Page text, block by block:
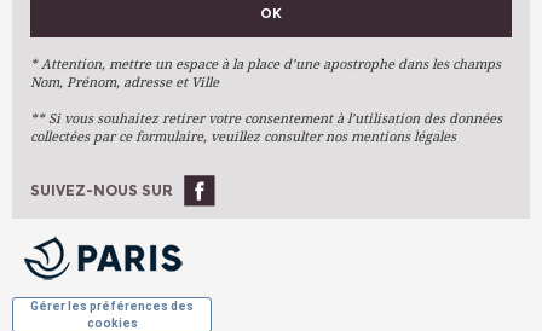
Arts Plastiques
Arts Du Texte
Arts Numériques
Ateliers À L'année
OK
* Attention, mettre un espace à la place d’une apostrophe dans les champs
Nom, Prénom, adresse et Ville
** Si vous souhaitez retirer votre consentement à l’utilisation des données
collectées par ce formulaire, veuillez consulter nos mentions légales
SUIVEZ-NOUS SUR
Gérer les préférences des
cookies